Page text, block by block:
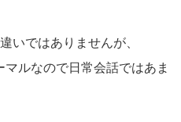
いではありませんが、
ルなので日常会話ではあま